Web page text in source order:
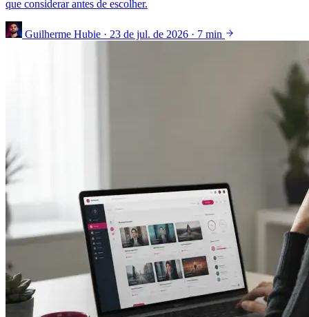
que considerar antes de escolher.
Guilherme Hubie · 23 de jul. de 2026 · 7 min